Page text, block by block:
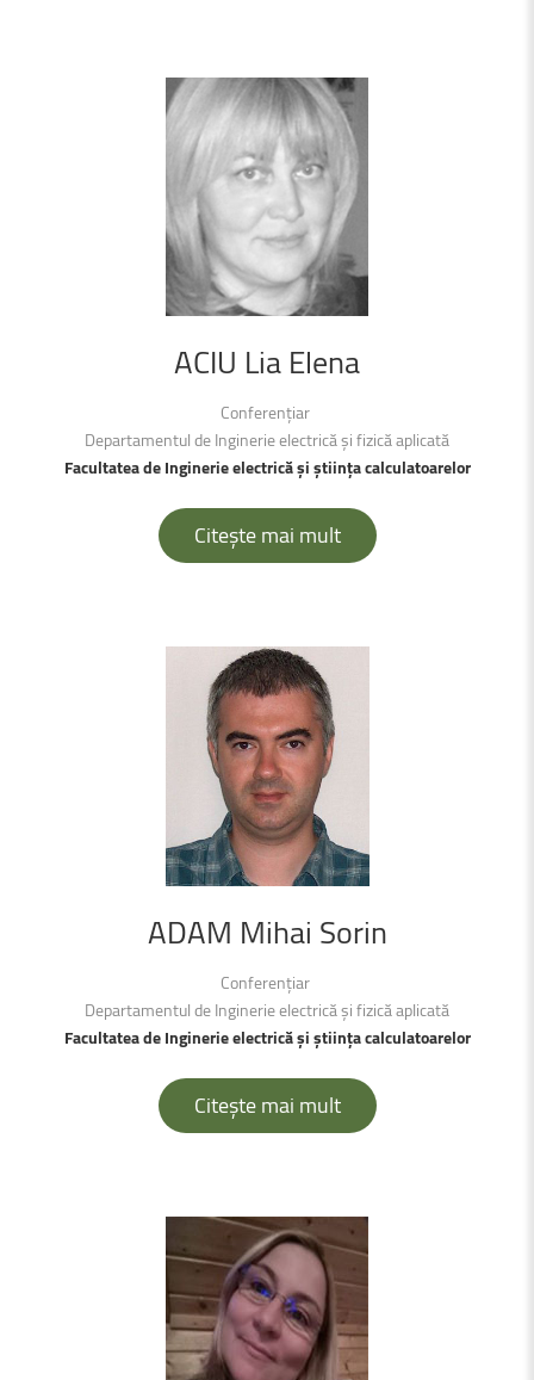
ACIU Lia Elena
Conferențiar
Departamentul de Inginerie electrică şi fizică aplicată
Facultatea de Inginerie electrică şi știința calculatoarelor
Citește mai mult
ADAM Mihai Sorin
Conferențiar
Departamentul de Inginerie electrică şi fizică aplicată
Facultatea de Inginerie electrică şi știința calculatoarelor
Citește mai mult